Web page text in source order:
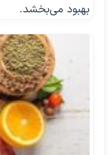
بهبود می‌بخشد.